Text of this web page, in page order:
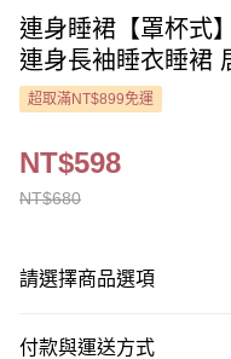
連身睡裙【罩杯式
連身長袖睡衣睡裙
超取滿NT$899免運
NT$680
NT$598
請選擇商品選項
付款與運送方式